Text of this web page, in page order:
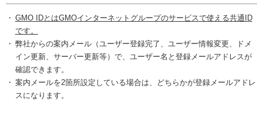
GMO IDとはGMOインターネットグループのサービスで使える共通ID
です。
弊社からの案内メール（ユーザー登録完了、ユーザー情報変更、ドメ
イン更新、サーバー更新等）で、ユーザー名と登録メールアドレスが
確認できます。
案内メールを2箇所設定している場合は、どちらかが登録メールアドレ
スになります。